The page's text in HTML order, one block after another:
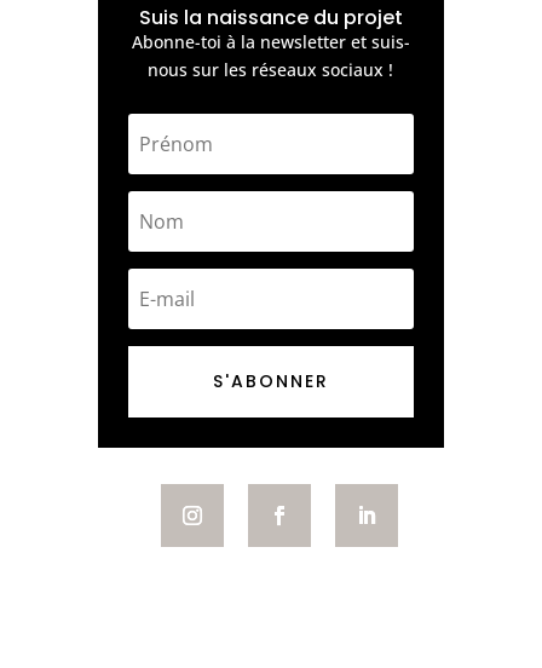
Suis la naissance du projet
Abonne-toi à la newsletter et suis-
nous sur les réseaux sociaux !
S'ABONNER